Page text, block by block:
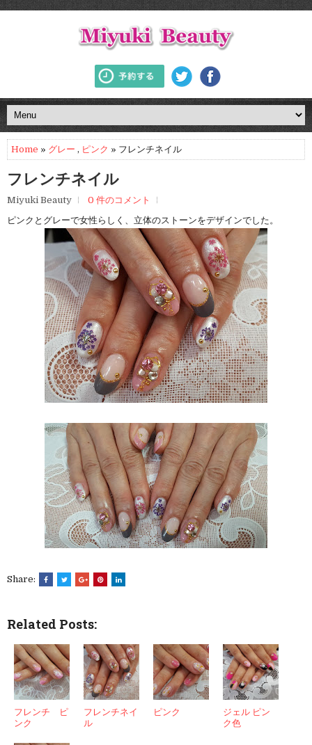
Home » グレー , ピンク » フレンチネイル
フレンチネイル
Miyuki Beauty
0 件のコメント
ピンクとグレーで女性らしく、立体のストーンをデザインでした。
Share:
Related Posts:
フレンチ ピ
ンク
フレンチネイ
ル
ピンク
ジェル ピン
ク色